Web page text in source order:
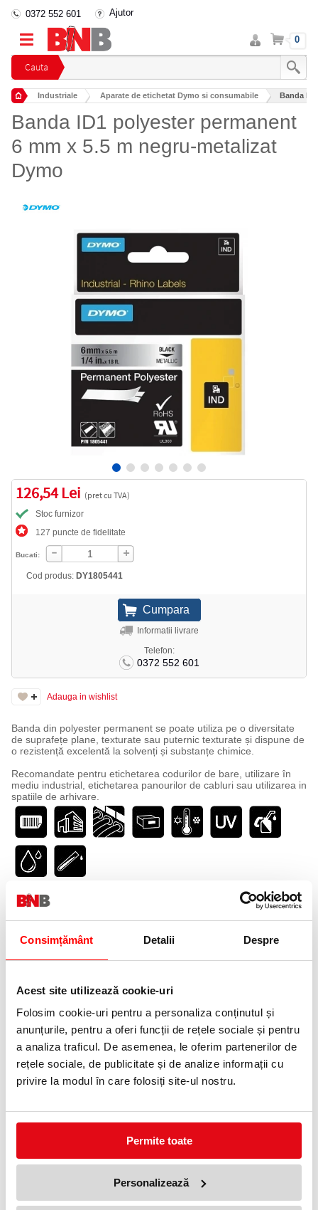
Consimțământ Detalii Despre
Acest site utilizează cookie-uri
Folosim cookie-uri pentru a personaliza conținutul și
anunțurile, pentru a oferi funcții de rețele sociale și pentru
a analiza traficul. De asemenea, le oferim partenerilor de
rețele sociale, de publicitate și de analize informații cu
privire la modul în care folosiți site-ul nostru.
Permite toate
Personalizează
Cauta
0372 552 601 Ajutor
Intra
in
cont
Cos 0
Industriale Aparate de etichetat Dymo si consumabile Banda
Banda ID1 polyester permanent
6 mm x 5.5 m negru-metalizat
Dymo
126,54 Lei (pret cu TVA)
Stoc furnizor
127 puncte de fidelitate
Bucati:
Cod produs: DY1805441
Informatii livrare
Telefon:
0372 552 601
Adauga in wishlist
Banda din polyester permanent se poate utiliza pe o diversitate
de suprafețe plane, texturate sau puternic texturate și dispune de
o rezistență excelentă la solvenți și substanțe chimice.
Recomandate pentru etichetarea codurilor de bare, utilizare în
mediu industrial, etichetarea panourilor de cabluri sau utilizarea in
spatiile de arhivare.
Tip
Culoare
negru-metalizat
PRODUSE SIMILARE
Banda ID1 polyester permanent
6 mm x 5.5 m negru-metalizat
126,54 lei(pret cu TVA)
Banda ID1 polyester
permanent 9 mm x 5.5 m
negru-alb Dymo
134,07 lei(pret cu TVA)
Anunta-ma cand revine in stoc